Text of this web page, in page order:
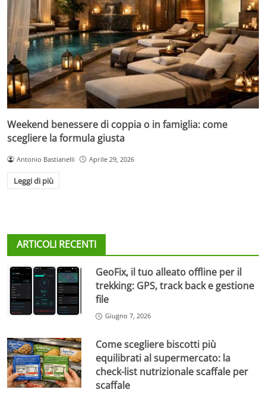
Weekend benessere di coppia o in famiglia: come
scegliere la formula giusta
Antonio Bastianelli Aprile 29, 2026
Leggi di più
ARTICOLI RECENTI
GeoFix, il tuo alleato offline per il
trekking: GPS, track back e gestione
file
Giugno 7, 2026
Come scegliere biscotti più
equilibrati al supermercato: la
check-list nutrizionale scaffale per
scaffale